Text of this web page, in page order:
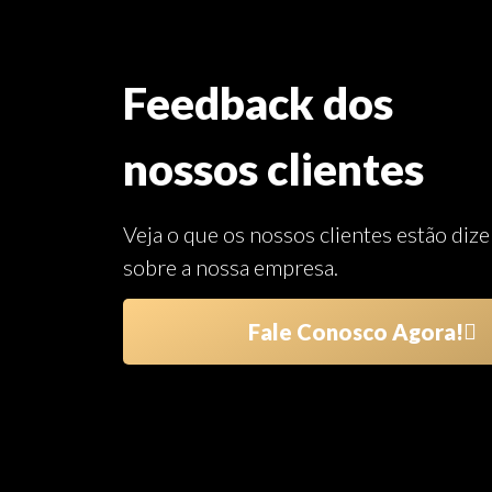
Feedback dos
nossos clientes
Veja o que os nossos clientes estão
sobre a nossa empresa.
Fale Conosco Agora!